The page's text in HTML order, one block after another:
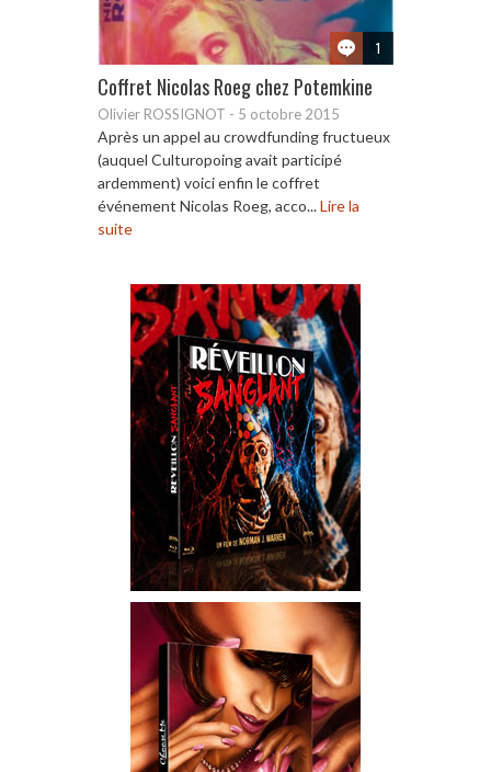
1
Coffret Nicolas Roeg chez Potemkine
Olivier ROSSIGNOT - 5 octobre 2015
Après un appel au crowdfunding fructueux
(auquel Culturopoing avait participé
ardemment) voici enfin le coffret
événement Nicolas Roeg, acco...Lire la
suite